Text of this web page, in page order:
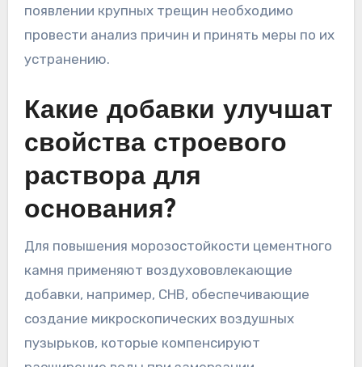
появлении крупных трещин необходимо
провести анализ причин и принять меры по их
устранению.
Какие добавки улучшат
свойства строевого
раствора для
основания?
Для повышения морозостойкости цементного
камня применяют воздухововлекающие
добавки, например, СНВ, обеспечивающие
создание микроскопических воздушных
пузырьков, которые компенсируют